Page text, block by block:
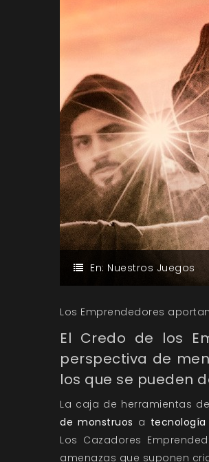
En: Nuestros Juegos
Los Emprendedores
El Credo de los
perspectiva de
los que se pueden
La caja de herramientas
de monstruos a
Los Cazadores
amenazas que suponen